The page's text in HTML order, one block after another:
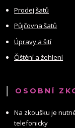
Prodej šatů
Půjčovna šatů
Úpravy a šití
Čištění a žehlení
OSOBNÍ
Na zkoušku je
telefonicky